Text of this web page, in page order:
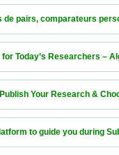
de pairs,
for Today’s
to Publish Your
Platform to guide you